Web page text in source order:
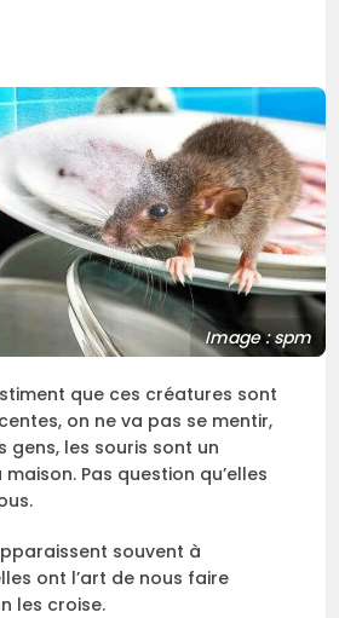
Image : spm
que ces créatures sont
on ne va pas se mentir,
les souris sont un
Pas question qu’elles
souvent à
ont l’art de nous faire
les croise.